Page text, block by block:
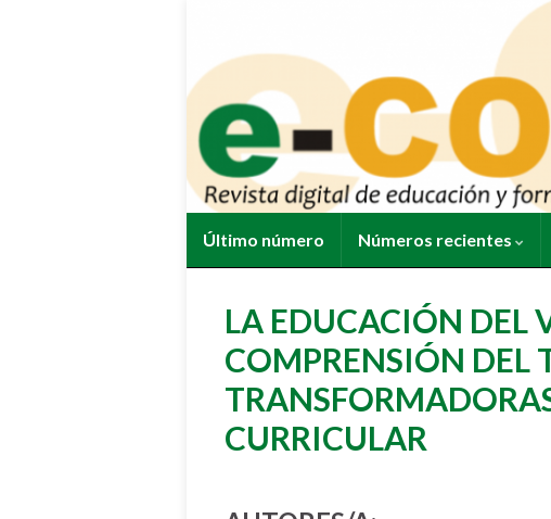
Último número Números recientes
LA EDUCACIÓN DEL
COMPRENSIÓN DEL
CURRICULAR